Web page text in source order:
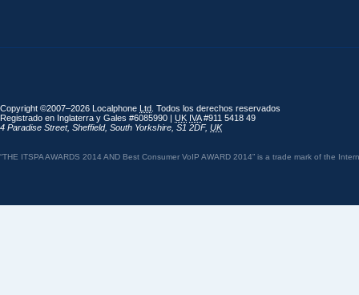
Copyright ©2007–2026 Localphone Ltd . Todos los derechos reservados
Registrado en Inglaterra y Gales #6085990 | UK IVA#911 5418 49
4 Paradise Street, Sheffield, South Yorkshire S1 2DF, UK
“THE ITSPA AWARDS 2014 AND Best Consumer VoIP AWARD 2014” is a trade mark of the